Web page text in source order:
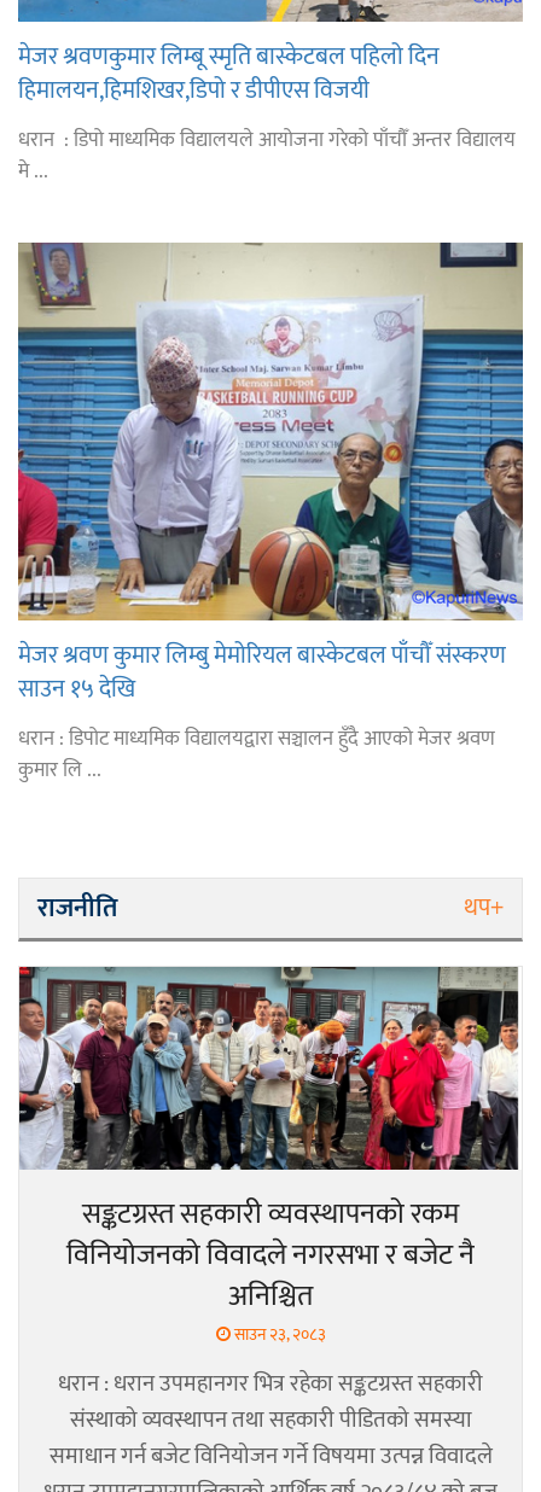
मेजर श्रवणकुमार लिम्बू स्मृति बास्केटबल पहिलो दिन
हिमालयन,हिमशिखर,डिपो र डीपीएस विजयी
धरान : डिपो माध्यमिक विद्यालयले आयोजना गरेको पाँचौँ अन्तर विद्यालय
मे ...
मेजर श्रवण कुमार लिम्बु मेमोरियल बास्केटबल पाँचौँ संस्करण
साउन १५ देखि
धरान : डिपोट माध्यमिक विद्यालयद्वारा सञ्चालन हुँदै आएको मेजर श्रवण
कुमार लि ...
राजनीति थप+
सङ्कटग्रस्त सहकारी व्यवस्थापनको रकम
विनियोजनको विवादले नगरसभा र बजेट नै
अनिश्चित
साउन २३, २०८३
धरान : धरान उपमहानगर भित्र रहेका सङ्कटग्रस्त सहकारी
संस्थाको व्यवस्थापन तथा सहकारी पीडितको समस्या
समाधान गर्न बजेट विनियोजन गर्ने विषयमा उत्पन्न विवादले